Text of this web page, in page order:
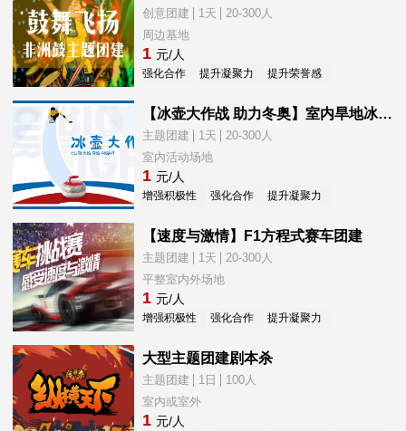
创意团建 1天
20-300人
周边基地
1 元/人
强化合作 提升凝聚力 提升荣誉感
【冰壶大作战 助力冬奥】室内旱地冰壶一日团建
主题团建 1天
20-300人
室内活动场地
1 元/人
增强积极性 强化合作 提升凝聚力
【速度与激情】F1方程式赛车团建
主题团建 1天
20-300人
平整室内外场地
1 元/人
增强积极性 强化合作 提升凝聚力
大型主题团建剧本杀
主题团建 1日
100人
室内或室外
1 元/人